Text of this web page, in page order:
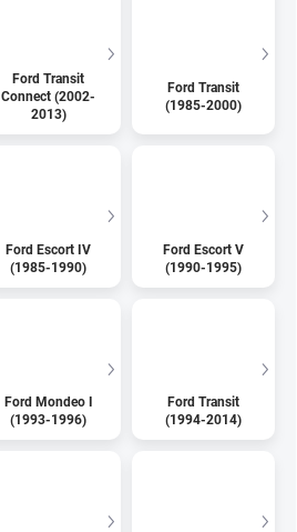
Ford Transit
Connect (2002-
2013)
Ford Transit
(1985-2000)
Ford Escort IV
(1985-1990)
Ford Escort V
(1990-1995)
Ford Mondeo I
(1993-1996)
Ford Transit
(1994-2014)